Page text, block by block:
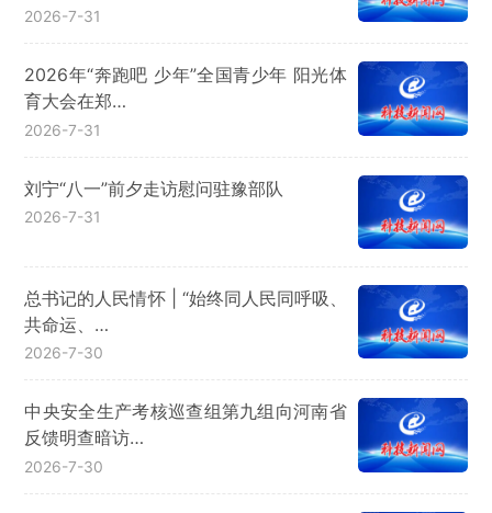
2026-7-31
2026年“奔跑吧 少年”全国青少年 阳光体
育大会在郑…
2026-7-31
刘宁“八一”前夕走访慰问驻豫部队
2026-7-31
总书记的人民情怀 | “始终同人民同呼吸、
共命运、…
2026-7-30
中央安全生产考核巡查组第九组向河南省
反馈明查暗访…
2026-7-30